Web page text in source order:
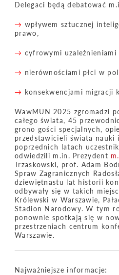
Delegaci będą debatować
→ wpływem sztucznej
prawo,
→ cyfrowymi uzależnieniami
→ nierównościami płci w
→ konsekwencjami migracji
WawMUN 2025 zgromadzi
całego świata, 45
grono gości specjalnych,
przedstawicieli świata nauki
poprzednich latach
odwiedzili m.in. Prezydent
Trzaskowski, prof. Adam
Spraw Zagranicznych
dziewiętnastu lat historii
odbywały się w takich
Królewski w Warszawie,
Stadion Narodowy. W tym
ponownie spotkają się w
przestrzeniach centrum
Warszawie.
Najważniejsze informacje: